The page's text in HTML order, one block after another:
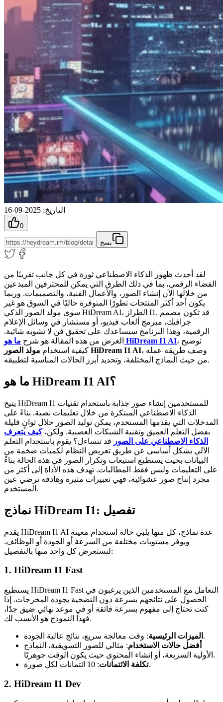
التاريخ:
2025-09-16
0
نسخ
لقد أحدث ظهور الذكاء الاصطناعي ثورة في كل جانب تقريبًا من
الفضاء الرقمي، بما في ذلك الطرق التي يمكن للمحترفين المبدعين
من خلالها الآن إنشاء الصور، والأعمال الفنية، والتصميمات. وربما
يكون أحد أكثر المنتجات تطورًا المتوفرة حاليًا في السوق هو غير
سوى مولد الصور الذكي HiDream AI، الطراز I1. قد تكون مصمم
جرافيك، مبرمج ألعاب فيديو، أو مستشار في وسائل الإعلام
الرقمية، وهذا البرنامج سيساعدك على تحقيق فن لا تشوبه شائبة.
الغرض من هذه المقالة هو شرح ما هو HiDream I1 AI، توضيح
كيفية استخدام مولد الصور HiDream I1 AI، وصف طريقة عمله
من حيث النماذج المختلفة، وتحديد أبرز الحالات المناسبة لتطبيقه.
ما هو HiDream I1 AI؟
يتيح HiDream I1 للمستخدمين إنشاء صور جذابة باستخدام تقنيات
الذكاء الاصطناعي المبتكرة من خلال تعليمات نصية. بناءً على
المدخلات التي يقدمها المستخدم، يمكن توليد الصور خلال ثوانٍ قليلة
بفضل التعلم العميق وتقنية الشبكات العصبية. ولكن،كيف يتعرف
الذكاء الاصطناعي على الصور قد تتساءل؟ يقوم باستخدام التعلم
الآلي بشكل أساسي عن طريق تعريض النظام لكميات ضخمة من
البيانات بحيث يستطيع استيعاب وتكرار الصور في هذه الحالة بناءً
على التعليمات وليس فقط المطالبات. تهدف هذه الأداة إلى أكثر من
مجرد إنتاج صور عشوائية، فهي تعبيرات مثيرة وهادفة ترضي عين
المستخدم.
نماذج HiDream I1: تفصيل
يقدم HiDream I1 AI عدة نماذج، كل منها يلبي حالة استخدام معينة
ويوفر مستويات مختلفة من السرعة أو الجودة أو الوظائف.
لنستعرض كل واحد منها بالتفصيل:
1. HiDream I1 Fast
يستطيع HiDream I1 Fast التعامل مع المستخدمين الذين يرغبون في
الحصول على نتائجهم بسرعة دون التضحية بجودة المخرجات. إذا
كنت تحتاج إلى مفهوم بسرعة فائقة أو في موعد نهائي ضيق جدًا،
فهذا النموذج هو الأنسب لك.
الميزات الرئيسية : وقت معالجة سريع، نتائج عالية الجودة.
أفضل حالات الاستخدام: مثالي للصور التسويقية، النماذج
الأولية السريعة، أو إنشاء المحتوى حيث يكون الوقت جوهريًا.
تكلفة الائتمانات: 10 ائتمانات لكل صورة.
2. HiDream I1 Dev